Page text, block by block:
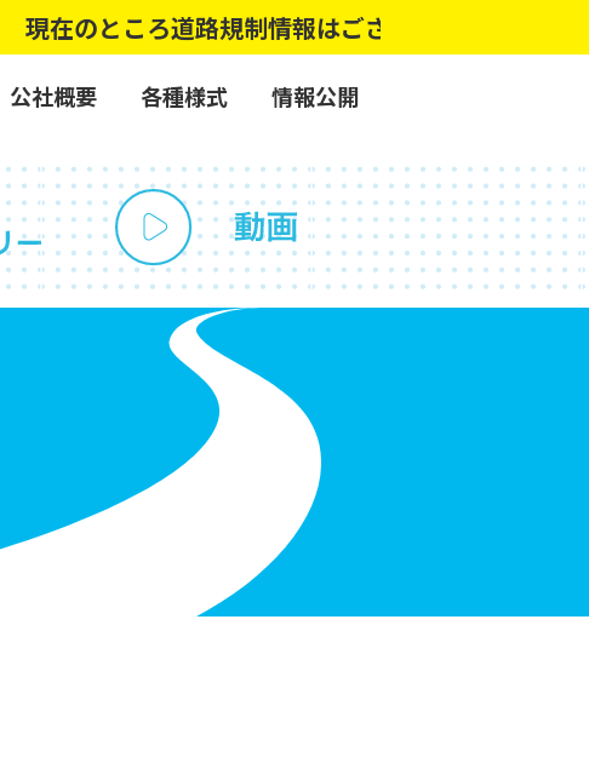
現在のところ道路規制情報はございません。
公社概要 各種様式 情報公開